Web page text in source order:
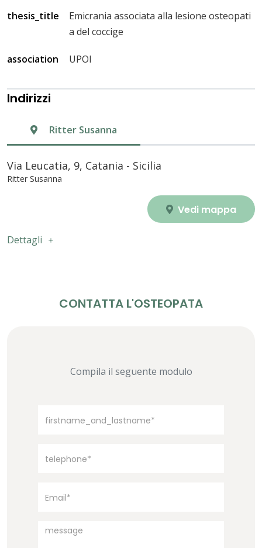
thesis_title
Emicrania associata alla lesione osteopati
a del coccige
association UPOI
Indirizzi
Ritter Susanna
Via Leucatia, 9, Catania - Sicilia
Ritter Susanna
Vedi mappa
Dettagli
CONTATTA L'OSTEOPATA
Compila il seguente modulo